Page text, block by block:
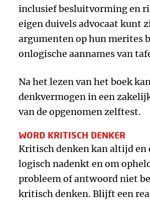
inclusief besluitvorming en
eigen duivels advocaat kunt
argumenten op hun merites
onlogische aannames van
Na het lezen van het boek
denkvermogen in een
van de opgenomen zelftest.
WORD KRITISCH DENKER
Kritisch denken kan altijd en
logisch nadenkt en om
probleem of antwoord niet
kritisch denken. Blijft een